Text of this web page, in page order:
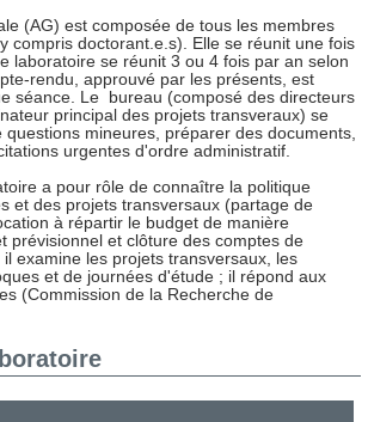
(AG) est composée de tous les membres
compris doctorant.e.s). Elle se réunit une fois
laboratoire se réunit 3 ou 4 fois par an selon
rendu, approuvé par les présents, est
séance. Le bureau (composé des directeurs
principal des projets transveraux) se
questions mineures, préparer des documents,
urgentes d'ordre administratif.
a pour rôle de connaître la politique
et des projets transversaux (partage de
à répartir le budget de manière
prévisionnel et clôture des comptes de
examine les projets transversaux, les
et de journées d'étude ; il répond aux
(Commission de la Recherche de